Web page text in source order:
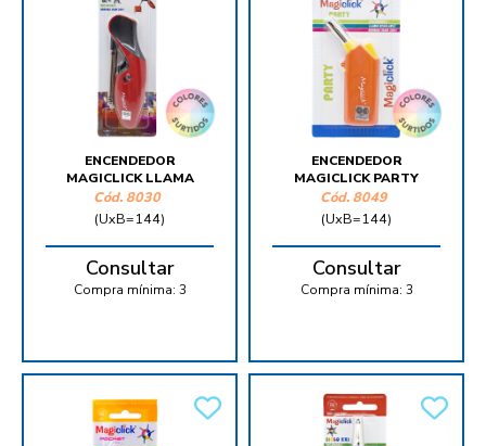
ENCENDEDOR
MAGICLICK LLAMA
Cód. 8030
(UxB=144)
Consultar
Compra mínima: 3
ENCENDEDOR
MAGICLICK PARTY
Cód. 8049
(UxB=144)
Consultar
Compra mínima: 3